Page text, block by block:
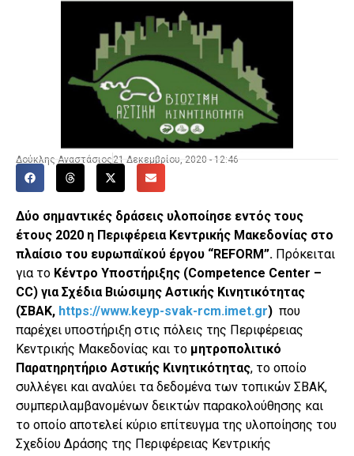
Δούκλης Αναστάσιος 21 Δεκεμβρίου, 2020 - 12:46
Δύο σημαντικές δράσεις υλοποίησε εντός τους
έτους 2020 η Περιφέρεια Κεντρικής Μακεδονίας στο
πλαίσιο του ευρωπαϊκού έργου “REFORM”. Πρόκειται
για το Κέντρο Υποστήριξης (Competence Center –
CC) για Σχέδια Βιώσιμης Αστικής Κινητικότητας
(ΣΒΑΚ, https://www.keyp-svak-rcm.imet.gr) που
παρέχει υποστήριξη στις πόλεις της Περιφέρειας
Κεντρικής Μακεδονίας και το μητροπολιτικό
Παρατηρητήριο Αστικής Κινητικότητας, το οποίο
συλλέγει και αναλύει τα δεδομένα των τοπικών ΣΒΑΚ,
συμπεριλαμβανομένων δεικτών παρακολούθησης και
το οποίο αποτελεί κύριο επίτευγμα της υλοποίησης του
Σχεδίου Δράσης της Περιφέρειας Κεντρικής